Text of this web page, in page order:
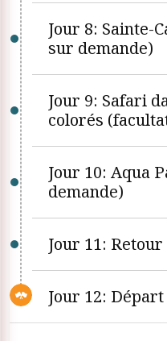
Jour 8: Sainte-
sur demande)
Jour 9: Safari
colorés
Jour 10: Aqua
demande)
Jour 11:
Jour 12: Départ